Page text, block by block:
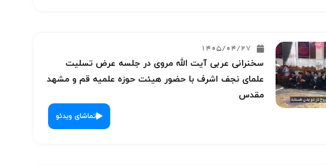
1405/04/27
سخنرانی عربی آیت الله مروی در جلسه عرض تسلیت
علمای نجف اشرف با حضور هیئت حوزه علمیه قم و مشهد
مقدس
تماشای ویدئو